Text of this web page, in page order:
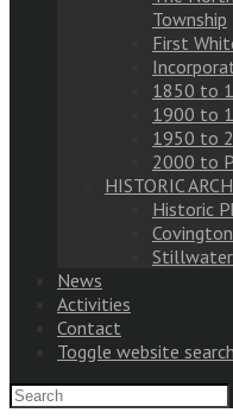
Township
First
1850 to
1900 to
1950 to
2000 to
HISTORIC
Historic
Stillwater
News
Activities
Contact
Toggle website search